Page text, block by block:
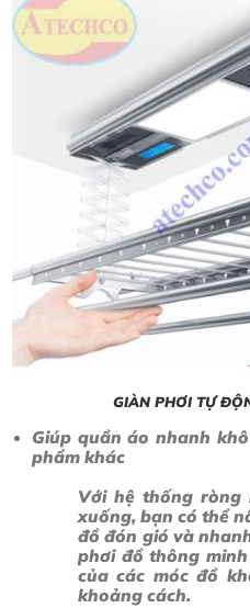
GIÀN PHƠI TỰ
Giúp quần áo nhanh
phẩm khác
Với hệ thống ròng
xuống, bạn có thể
đồ đón gió và
phơi đồ thông
của các móc đồ
khoảng cách.